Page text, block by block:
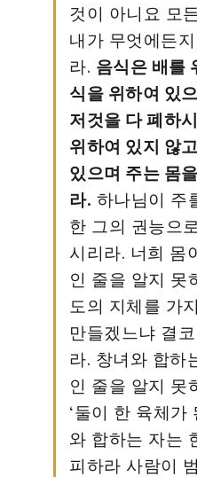
것이 아니요 모
내가 무엇에든
라. 음식은 배를
식을 위하여 있
저것을 다 폐하
위하여 있지 않
있으며 주는 몸
라. 하나님이 주
한 그의 권능으
시리라. 너희 몸
인 줄을 알지 못
도의 지체를 가
만들겠느냐 결
라. 창녀와 합하
인 줄을 알지 못
‘둘이 한 육체가
와 합하는 자는
피하라 사람이